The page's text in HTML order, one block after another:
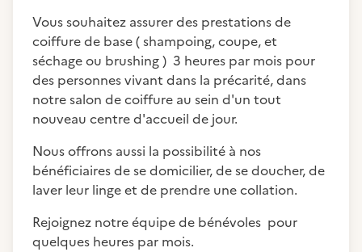
Vous souhaitez assurer des prestations de
coiffure de base ( shampoing, coupe, et
séchage ou brushing ) 3 heures par mois pour
des personnes vivant dans la précarité, dans
notre salon de coiffure au sein d'un tout
nouveau centre d'accueil de jour.
Nous offrons aussi la possibilité à nos
bénéficiaires de se domicilier, de se doucher, de
laver leur linge et de prendre une collation.
Rejoignez notre équipe de bénévoles pour
quelques heures par mois.